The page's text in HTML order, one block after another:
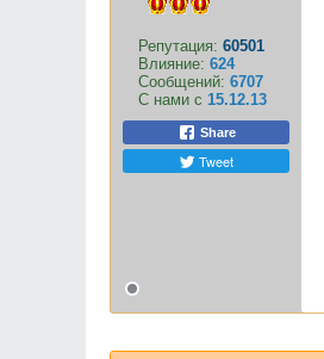
Репутация: 60501
Влияние: 624
Сообщений: 6707
С нами с 15.12.13
Share
Tweet